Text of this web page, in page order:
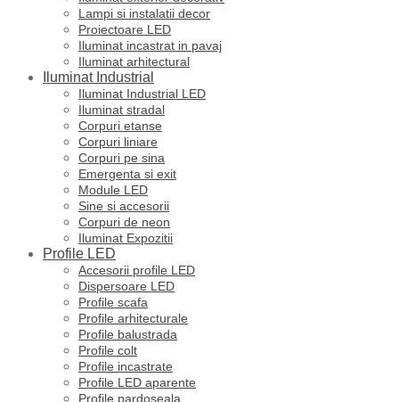
Lampi si instalatii decor
Proiectoare LED
Iluminat incastrat in pavaj
Iluminat arhitectural
Iluminat Industrial
Iluminat Industrial LED
Iluminat stradal
Corpuri etanse
Corpuri liniare
Corpuri pe sina
Emergenta si exit
Module LED
Sine si accesorii
Corpuri de neon
Iluminat Expozitii
Profile LED
Accesorii profile LED
Dispersoare LED
Profile scafa
Profile arhitecturale
Profile balustrada
Profile colt
Profile incastrate
Profile LED aparente
Profile pardoseala